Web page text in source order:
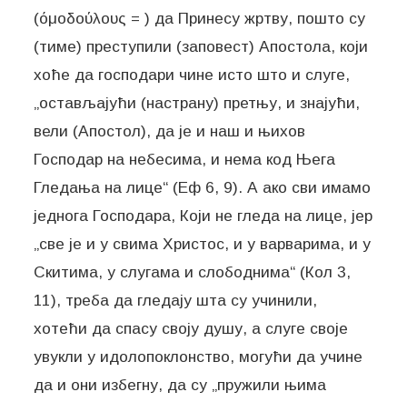
(όμοδούλους = ) да Принесу жртву, пошто су
(тиме) преступили (заповест) Апостола, који
хоће да господари чине исто што и слуге,
„остављајући (настрану) претњу, и знајући,
вели (Апостол), да је и наш и њихов
Господар на небесима, и нема код Њега
Гледања на лице“ (Еф 6, 9). А ако сви имамо
једнога Господара, Који не гледа на лице, јер
„све је и у свима Христос, и у варварима, и у
Скитима, у слугама и слободнима“ (Кол 3,
11), треба да гледају шта су учинили,
хотећи да спасу своју душу, а слуге своје
увукли у идолопоклонство, могући да учине
да и они избегну, да су „пружили њима